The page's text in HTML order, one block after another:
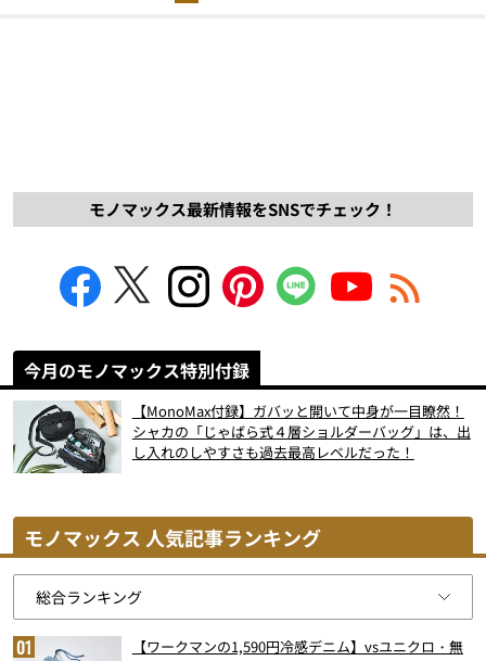
モノマックス最新情報をSNSでチェック！
今月のモノマックス特別付録
【MonoMax付録】ガバッと開いて中身が一目瞭然！
シャカの「じゃばら式４層ショルダーバッグ」は、出
し入れのしやすさも過去最高レベルだった！
モノマックス 人気記事ランキング
【ワークマンの1,590円冷感デニム】vsユニクロ・無